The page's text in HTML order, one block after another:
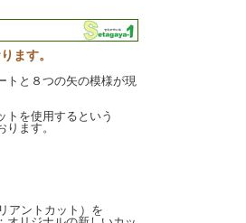
ます。
トと８つの矢の模様が現
トを使用するという
ます。
アントカット）を